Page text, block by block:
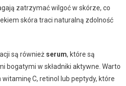
zatrzymać wilgoć w skórze, co
skóra traci naturalną zdolność
są również serum, które są
bogatymi w składniki aktywne. Warto
C, retinol lub peptydy, które